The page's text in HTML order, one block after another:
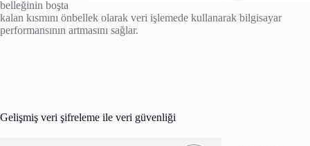
belleğinin boşta
kalan kısmını önbellek olarak veri işlemede kullanarak bilgisayar
performansının artmasını sağlar.
Gelişmiş veri şifreleme ile veri güvenliği